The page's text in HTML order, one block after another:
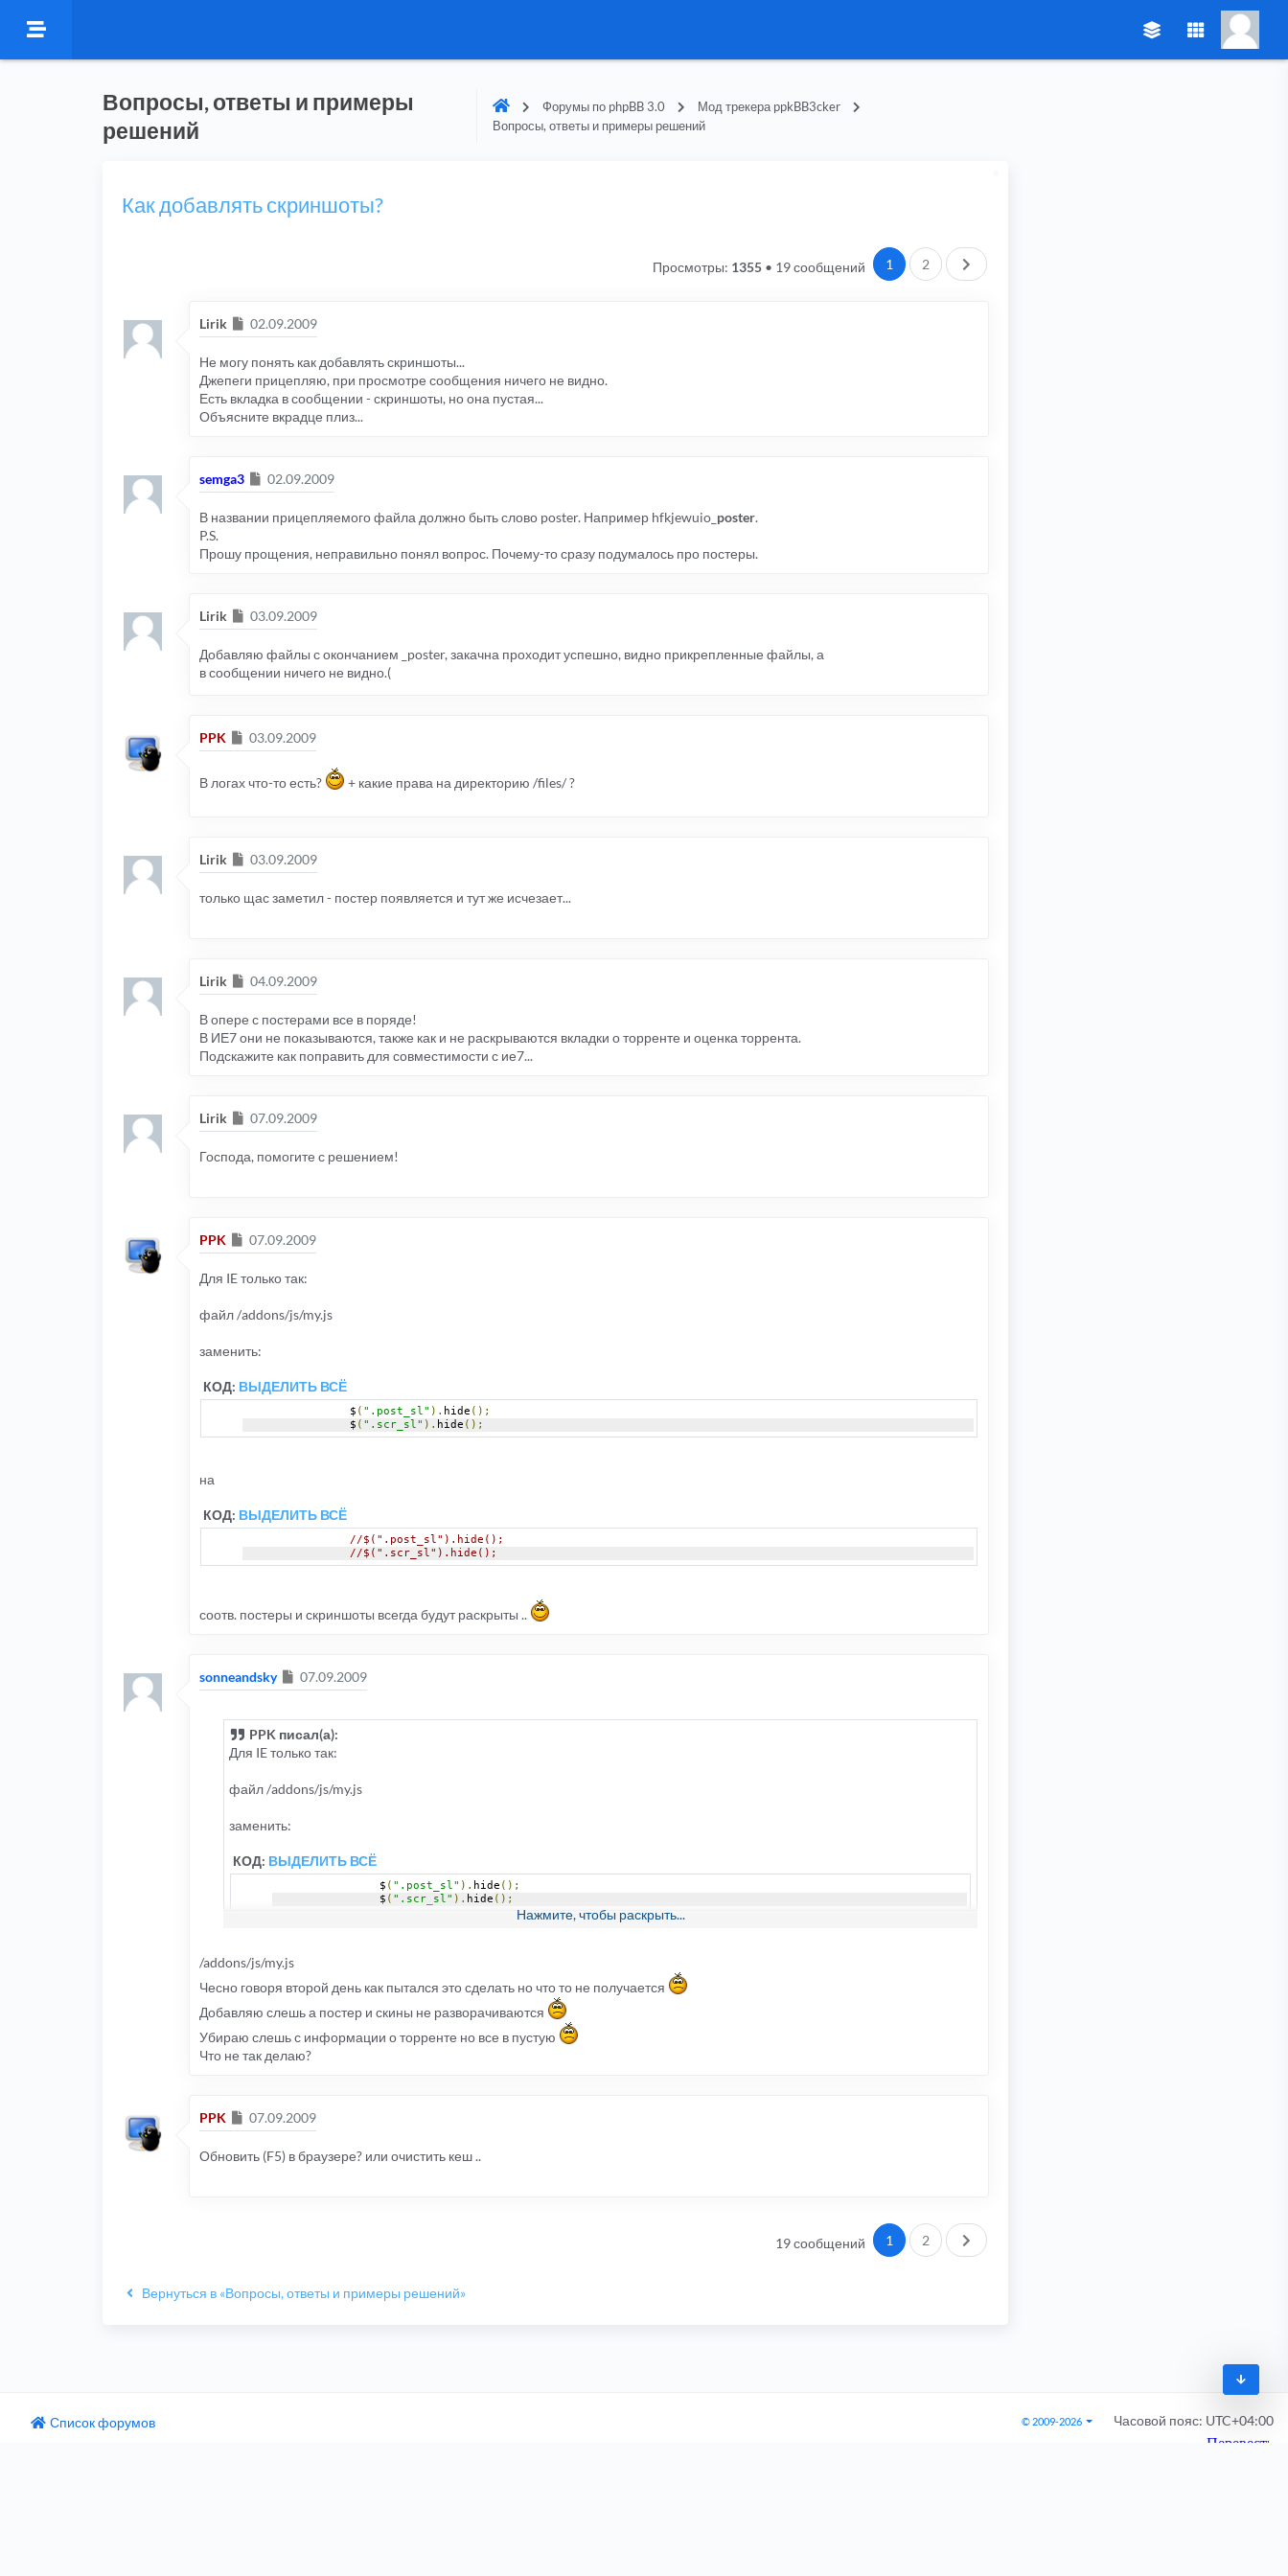
Вопросы, ответы и примеры
решений
Форумы по phpBB 3.0
Мод трекера ppkBB3cker
Вопросы, ответы и примеры решений
Как добавлять скриншоты?
19 сообщений 1 2 След.
Просмотры: 1355•
Lirik Сообщение
02.09.2009
Не могу понять как добавлять скриншоты...
Джепеги прицепляю, при просмотре сообщения ничего не видно.
Есть вкладка в сообщении - скриншоты, но она пустая...
Объясните вкрадце плиз...
semga3 Сообщение
02.09.2009
В названии прицепляемого файла должно быть слово poster. Например hfkjewuio_ poster.
P.S.
Прошу прощения, неправильно понял вопрос. Почему-то сразу подумалось про постеры.
Lirik Сообщение
03.09.2009
Добавляю файлы с окончанием _poster, закачна проходит успешно, видно прикрепленные файлы, а
в сообщении ничего не видно.(
PPK Сообщение
03.09.2009
В логах что-то есть? + какие права на директорию /files/ ?
Lirik Сообщение
03.09.2009
только щас заметил - постер появляется и тут же исчезает...
Lirik Сообщение
04.09.2009
В опере с постерами все в поряде!
В ИЕ7 они не показываются, также как и не раскрываются вкладки о торренте и оценка торрента.
Подскажите как поправить для совместимости с ие7...
Lirik Сообщение
07.09.2009
Господа, помогите с решением!
PPK Сообщение
07.09.2009
Для IE только так:
файл /addons/js/my.js
заменить:
КОД: ВЫДЕЛИТЬ ВСЁ
		$
( ".post_sl" ). hide ();
		$
( ".scr_sl" ). hide ();
на
КОД: ВЫДЕЛИТЬ ВСЁ
//$(".post_sl").hide();
//$(".scr_sl").hide();
соотв. постеры и скриншоты всегда будут раскрыты ..
sonneandsky Сообщение
07.09.2009
PPK писал(а):
Для IE только так:
файл /addons/js/my.js
заменить:
КОД: ВЫДЕЛИТЬ ВСЁ
		$
( ".post_sl" ). hide ();
		$
( ".scr_sl" ). hide ();
КОД:ВЫДЕЛИТЬ ВСЁ
//$(".post_sl").hide();
Нажмите, чтобы раскрыть...
/addons/js/my.js
Чесно говоря второй день как пытался это сделать но что то не получается
Добавляю слешь а постер и скины не разворачиваются
Убираю слешь с информации о торренте но все в пустую
Что не так делаю?
PPK Сообщение
07.09.2009
Обновить (F5) в браузере? или очистить кеш ..
19 сообщений 1 2 След.
Вернуться в «Вопросы, ответы и примеры решений»
Список форумов © 2009-2026 Часовой пояс: UTC+04:00